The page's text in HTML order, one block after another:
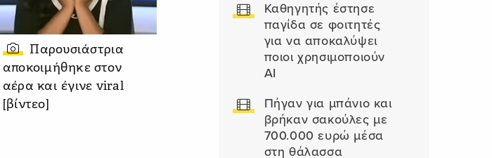
Παρουσιάστρια
αποκοιμήθηκε στον
αέρα και έγινε viral
[βίντεο]
Καθηγητής έστησε
παγίδα σε φοιτητές
για να αποκαλύψει
ποιοι χρησιμοποιούν
AI
Πήγαν για μπάνιο και
βρήκαν σακούλες με
700.000 ευρώ μέσα
στη θάλασσα